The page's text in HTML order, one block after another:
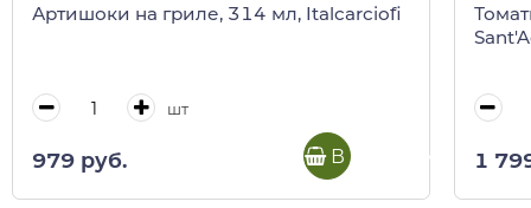
Артишоки на гриле, 314 мл, Italcarciofi
шт
979 руб. В корзину 1